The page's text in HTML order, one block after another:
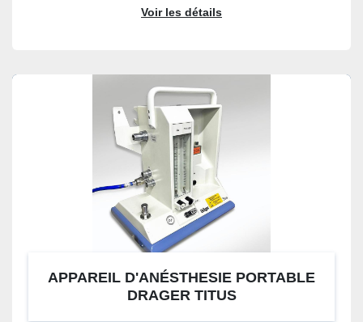
Voir les détails
APPAREIL D'ANÉSTHESIE PORTABLE
DRAGER TITUS